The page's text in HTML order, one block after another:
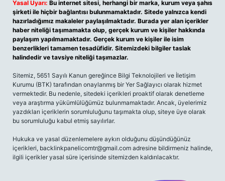
Yasal Uyarı: Bu internet sitesi, herhangi bir marka, kurum veya şahıs
şirketi ile hiçbir bağlantısı bulunmamaktadır. Sitede yalnızca kendi
hazırladığımız makaleler paylaşılmaktadır. Burada yer alan içerikler
haber niteliği taşımamakta olup, gerçek kurum ve kişiler hakkında
paylaşım yapılmamaktadır. Gerçek kurum ve kişiler ile isim
benzerlikleri tamamen tesadüfidir. Sitemizdeki bilgiler taslak
halindedir ve tavsiye niteliği taşımazlar.
Sitemiz, 5651 Sayılı Kanun gereğince Bilgi Teknolojileri ve İletişim
Kurumu (BTK) tarafından onaylanmış bir Yer Sağlayıcı olarak hizmet
vermektedir. Bu nedenle, sitedeki içerikleri proaktif olarak denetleme
veya araştırma yükümlülüğümüz bulunmamaktadır. Ancak, üyelerimiz
yazdıkları içeriklerin sorumluluğunu taşımakta olup, siteye üye olarak
bu sorumluluğu kabul etmiş sayılırlar.
Hukuka ve yasal düzenlemelere aykırı olduğunu düşündüğünüz
içerikleri, backlinkpanelicomtr@gmail.com adresine bildirmeniz halinde,
ilgili içerikler yasal süre içerisinde sitemizden kaldırılacaktır.